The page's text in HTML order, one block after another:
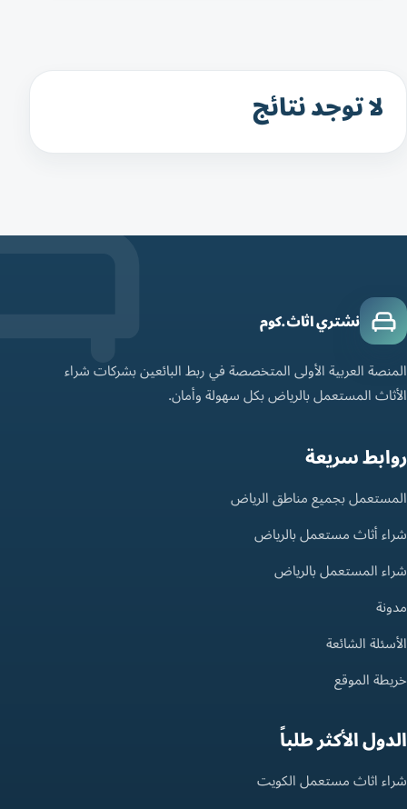
لا توجد نتائج
نشتري اثاث.كوم
المنصة العربية الأولى المتخصصة في ربط البائعين بشركات شراء
الأثاث المستعمل بالرياض بكل سهولة وأمان.
روابط سريعة
المستعمل بجميع مناطق الرياض
شراء أثاث مستعمل بالرياض
شراء المستعمل بالرياض
مدونة
الأسئلة الشائعة
خريطة الموقع
الدول الأكثر طلباً
شراء اثاث مستعمل الكويت